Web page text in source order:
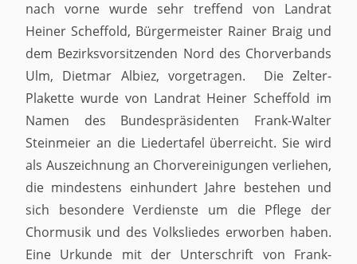
nach vorne wurde sehr treffend von Landrat
Heiner Scheffold, Bürgermeister Rainer Braig und
dem Bezirksvorsitzenden Nord des Chorverbands
Ulm, Dietmar Albiez, vorgetragen. Die Zelter-
Plakette wurde von Landrat Heiner Scheffold im
Namen des Bundespräsidenten Frank-Walter
Steinmeier an die Liedertafel überreicht. Sie wird
als Auszeichnung an Chorvereinigungen verliehen,
die mindestens einhundert Jahre bestehen und
sich besondere Verdienste um die Pflege der
Chormusik und des Volksliedes erworben haben.
Eine Urkunde mit der Unterschrift von Frank-